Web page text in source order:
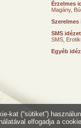
Érzelmes
Magány,
Szerelmes
SMS
SMS
Egyéb
kat (“sütiket”)
elfogadja a